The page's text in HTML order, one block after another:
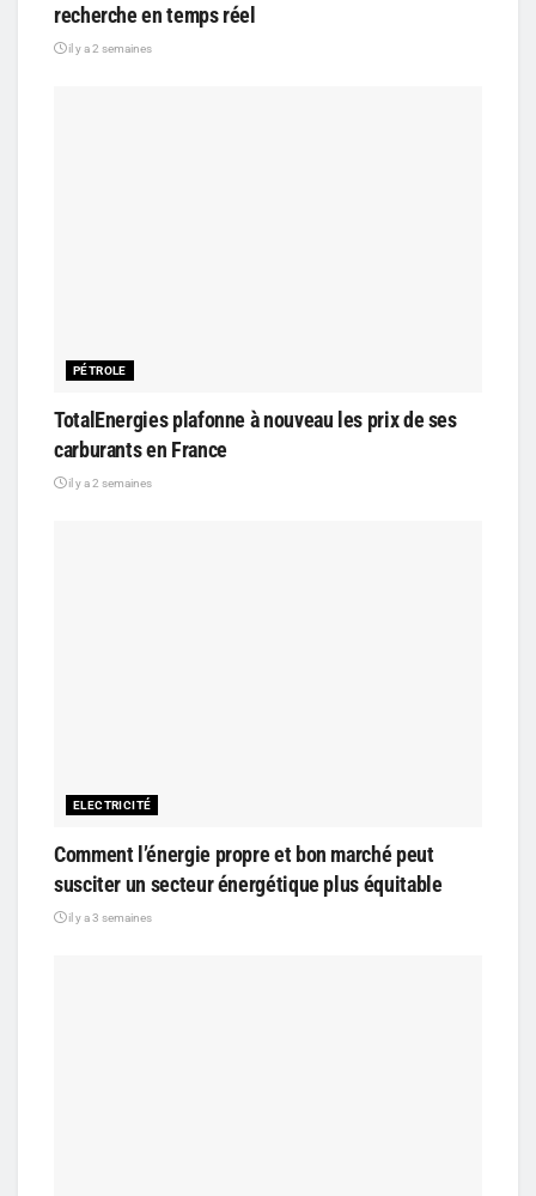
recherche en temps réel
il y a 2 semaines
PÉTROLE
TotalEnergies plafonne à nouveau les prix de ses
carburants en France
il y a 2 semaines
ELECTRICITÉ
Comment l’énergie propre et bon marché peut
susciter un secteur énergétique plus équitable
il y a 3 semaines